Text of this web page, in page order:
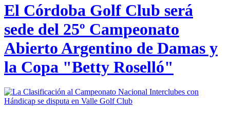
El Córdoba Golf Club será
sede del 25º Campeonato
Abierto Argentino de Damas y
la Copa "Betty Roselló"